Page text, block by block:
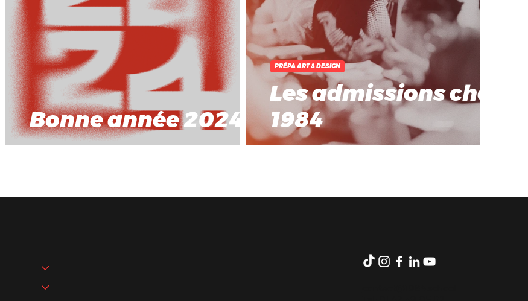
Bonne année 2024 !
Les admissions chez
1984
PRÉPA ART & DESIGN